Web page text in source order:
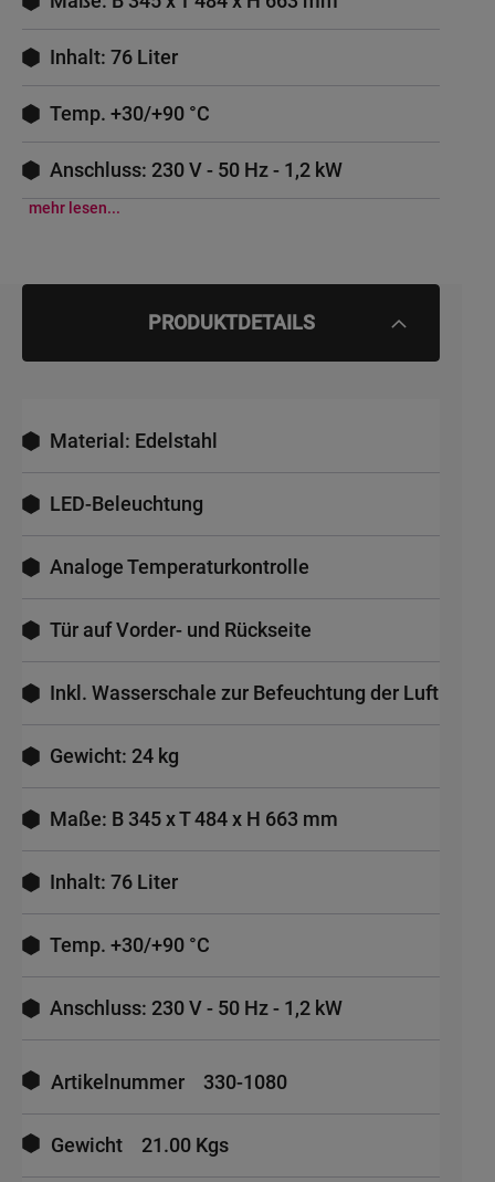
Inhalt: 76 Liter
Temp. +30/+90 °C
Anschluss: 230 V - 50 Hz - 1,2 kW
mehr lesen...
PRODUKTDETAILS
Material: Edelstahl
LED-Beleuchtung
Analoge Temperaturkontrolle
Tür auf Vorder- und Rückseite
Inkl. Wasserschale zur Befeuchtung der Luft
Gewicht: 24 kg
Maße: B 345 x T 484 x H 663 mm
Inhalt: 76 Liter
Temp. +30/+90 °C
Anschluss: 230 V - 50 Hz - 1,2 kW
Informationen
Artikelnummer 330-1080
Gewicht 21.00 Kgs